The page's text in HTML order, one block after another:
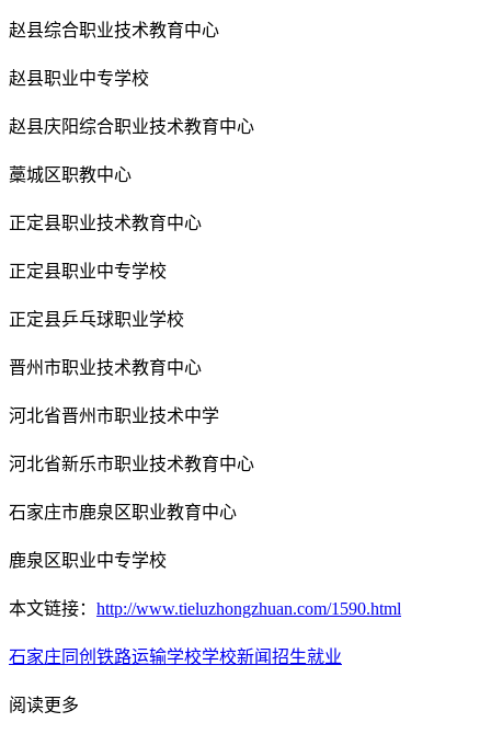
赵县综合职业技术教育中心
赵县职业中专学校
赵县庆阳综合职业技术教育中心
藁城区职教中心
正定县职业技术教育中心
正定县职业中专学校
正定县乒乓球职业学校
晋州市职业技术教育中心
河北省晋州市职业技术中学
河北省新乐市职业技术教育中心
石家庄市鹿泉区职业教育中心
鹿泉区职业中专学校
本文链接： http://www.tieluzhongzhuan.com/1590.html
石家庄同创铁路运输学校学校新闻招生就业
阅读更多